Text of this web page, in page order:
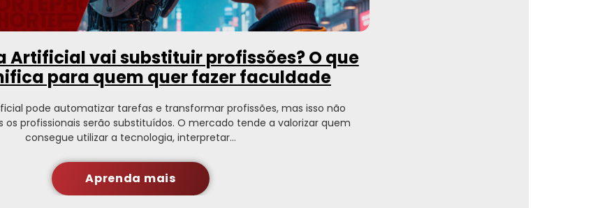
Artificial vai substituir profissões? O que
para quem quer fazer faculdade
pode automatizar tarefas e transformar profissões, mas isso não
os profissionais serão substituídos. O mercado tende a valorizar quem
consegue utilizar a tecnologia, interpretar…
Aprenda mais